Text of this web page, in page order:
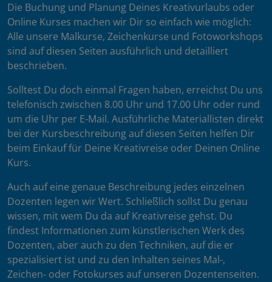
Die Buchung und Planung Deines Kreativurlaubs oder
Online Kurses machen wir Dir so einfach wie möglich:
Alle unsere Malkurse, Zeichenkurse und Fotoworkshops
sind auf diesen Seiten ausführlich und detailliert
beschrieben.
Solltest Du doch einmal Fragen haben, erreichst Du uns
telefonisch zwischen 8.00 Uhr und 17.00 Uhr oder rund
um die Uhr per E-Mail. Ausführliche Materiallisten direkt
bei der Kursbeschreibung auf diesen Seiten helfen Dir
beim Einkauf für Deine Kreativreise oder Deinen Online
Kurs.
Auch auf eine genaue Beschreibung jedes einzelnen
Dozenten legen wir Wert. Schließlich sollst Du genau
wissen, mit wem Du da auf Kreativreise gehst. Du
findest Informationen zum künstlerischen Werk des
Dozenten, aber auch zu den Techniken, auf die er
spezialisiert ist und zu den Inhalten seines Mal-,
Zeichen- oder Fotokurses auf unseren Dozentenseiten.